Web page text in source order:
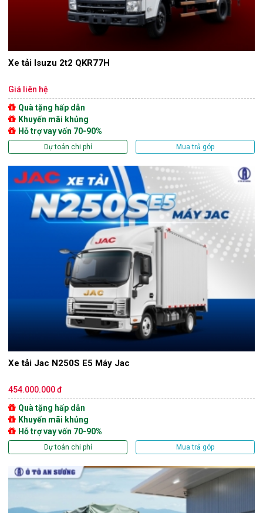
Xe tải Isuzu 2t2 QKR77H
Giá liên hệ
Quà tặng hấp dẫn
Khuyến mãi khủng
Hỗ trợ vay vốn 70-90%
Dự toán chi phí Mua trả góp
Xe tải Jac N250S E5 Máy Jac
454.000.000 đ
Quà tặng hấp dẫn
Khuyến mãi khủng
Hỗ trợ vay vốn 70-90%
Dự toán chi phí Mua trả góp